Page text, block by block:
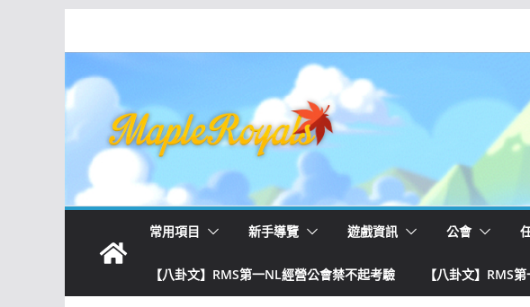
常用項目 新手導覽 遊戲資訊 公會
【八卦文】RMS第一NL經營公會禁不起考驗 【八卦文】RMS